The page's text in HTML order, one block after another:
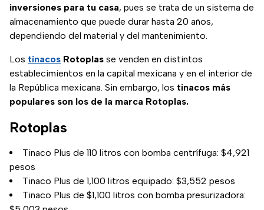
inversiones para tu casa, pues se trata de un sistema de
almacenamiento que puede durar hasta 20 años,
dependiendo del material y del mantenimiento.
Los tinacos Rotoplas se venden en distintos
establecimientos en la capital mexicana y en el interior de
la República mexicana. Sin embargo, los tinacos más
populares son los de la marca Rotoplas.
Rotoplas
Tinaco Plus de 110 litros con bomba centrífuga: $4,921
pesos
Tinaco Plus de 1,100 litros equipado: $3,552 pesos
Tinaco Plus de $1,100 litros con bomba presurizadora: